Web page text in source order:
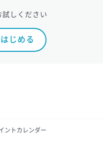
しください
じめる
ントカレンダー